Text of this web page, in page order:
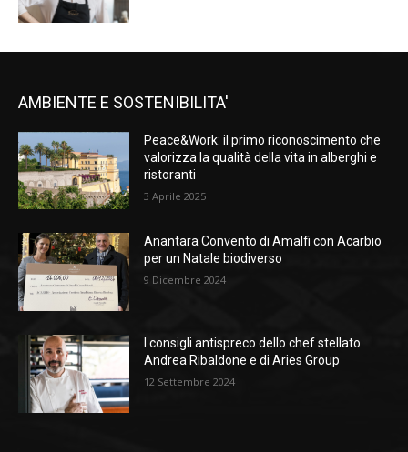
AMBIENTE E SOSTENIBILITA'
Peace&Work: il primo riconoscimento che
valorizza la qualità della vita in alberghi e
ristoranti
3 Aprile 2025
Anantara Convento di Amalfi con Acarbio
per un Natale biodiverso
9 Dicembre 2024
I consigli antispreco dello chef stellato
Andrea Ribaldone e di Aries Group
12 Settembre 2024